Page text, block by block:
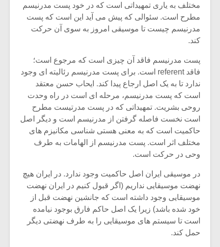
مختلف به یاری تمهیداتی است که در خود پست مدرنیسم
مطرح است. سئوالی که پیش می آید این است که پست
مدرنیسم چیست تا موسیقی امروز به سوی آن حرکت
کند.
پست مدرنیسم فاقد آن چیزی است که مرجوع است؛
فاقد referent است. برای پست مدرنیسم رئالیته ای وجود
ندارد تا به یک اصل ارجاع پیدا کند. ایحاب حسن معتقد
است که پست مدرنیسم، مرحله ای است در راه وحدت
روحی بشریت. تمهیداتی که در پست مدرتیست مطرح
است نخست فاصله گرفتن از مدرنیسم است و دیگر اصل
حاکمیت است که به معنی هستی شناسی مکانیزم های
مختلف اثر است. پست مدرنیسم از الهامات به طرف
وحی در حرکت است.
در موسیقی ایران اصل حاکمیت وجود ندارد. در ایران هیچ
نهضت موسیقایی نداریم (اگر قبول کنیم در ایران نهضت
موسیقایی وجود داشته است که جانشین نهضت قبل از
خود شده باشد) زیرا یک اصل حاکم فارق بوجود نیامده
است تا سیستم های موسیقایی را به طرف نهضتی دیگر
حمل کند.